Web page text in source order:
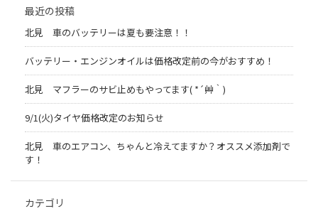
最近の投稿
北見 車のバッテリーは夏も要注意！！
バッテリー・エンジンオイルは価格改定前の今がおすすめ！
北見 マフラーのサビ止めもやってます( *´艸｀)
9/1(火)タイヤ価格改定のお知らせ
北見 車のエアコン、ちゃんと冷えてますか？オススメ添加剤で
す！
カテゴリ